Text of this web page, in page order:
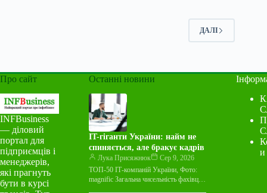
ДАЛІ
Про сайт
INFBusiness
— діловий
портал для
підприємців і
менеджерів,
які прагнуть
бути в курсі
Останні новини
IT-гіганти України: найм не
спиняється, але бракує кадрів
Лука Присяжнюк
Сер 9, 2026
ТОП-50 ІТ-компаній України, Фото:
magnific Загальна чисельність фахівців
и